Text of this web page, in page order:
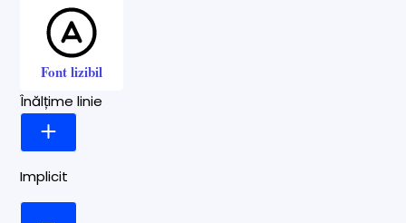
Font lizibil
Înălțime linie
Implicit